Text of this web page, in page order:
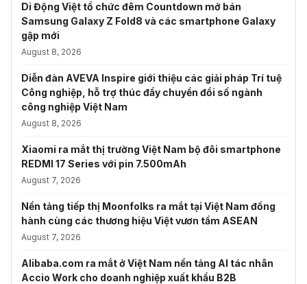
Di Động Việt tổ chức đêm Countdown mở bán
Samsung Galaxy Z Fold8 và các smartphone Galaxy
gập mới
August 8, 2026
Diễn đàn AVEVA Inspire giới thiệu các giải pháp Trí tuệ
Công nghiệp, hỗ trợ thúc đẩy chuyển đổi số ngành
công nghiệp Việt Nam
August 8, 2026
Xiaomi ra mắt thị trường Việt Nam bộ đôi smartphone
REDMI 17 Series với pin 7.500mAh
August 7, 2026
Nền tảng tiếp thị Moonfolks ra mắt tại Việt Nam đồng
hành cùng các thương hiệu Việt vươn tầm ASEAN
August 7, 2026
Alibaba.com ra mắt ở Việt Nam nền tảng AI tác nhân
Accio Work cho doanh nghiệp xuất khẩu B2B